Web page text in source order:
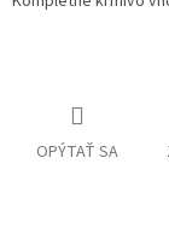
OPÝTAŤ SA